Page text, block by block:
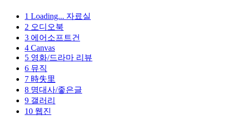
1 Loading... 자료실
2 오디오북
3 에어소프트건
4 Canvas
5 영화/드라마 리뷰
6 뮤직
7 時失里
8 명대사/좋은글
9 갤러리
10 웹진